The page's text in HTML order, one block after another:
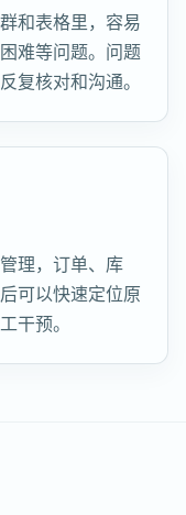
和表格里，容易
难等问题。问题
复核对和沟通。
理，订单、库
可以快速定位原
干预。